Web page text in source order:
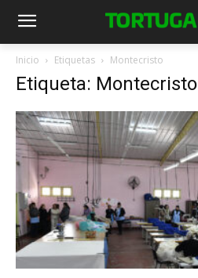
Inicio Etiquetas Montecristo
Etiqueta: Montecristo